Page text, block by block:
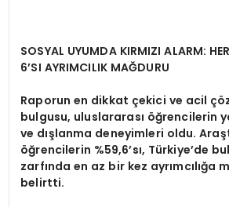
SOSYAL UYUMDA KIRMIZI ALARM:
6’SI AYRIMCILIK MAĞDURU
Raporun en dikkat çekici ve acil
bulgusu, uluslararası öğrencilerin
ve dışlanma deneyimleri oldu.
öğrencilerin %59,6’sı, Türkiye’de
zarfında en az bir kez ayrımcılığa
belirtti.